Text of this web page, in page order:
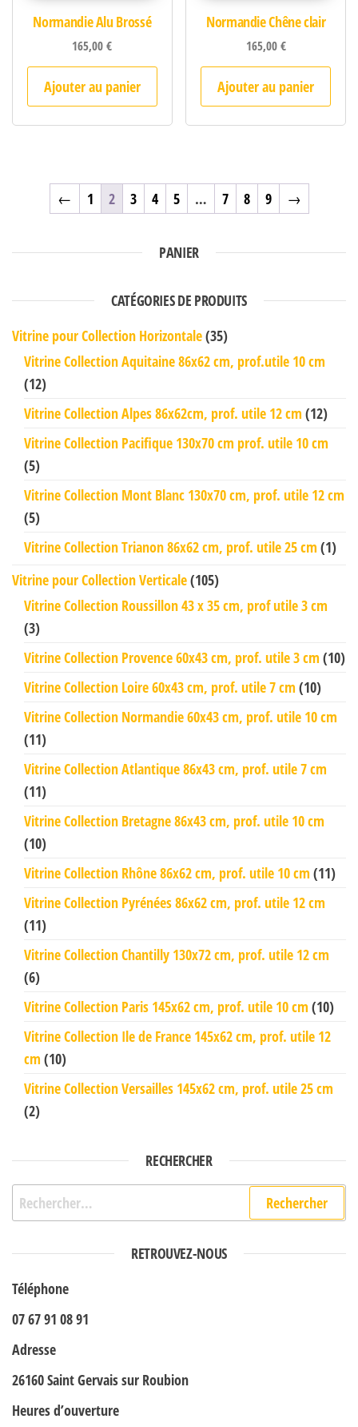
Normandie Alu Brossé
165,00€
Ajouter au panier
Normandie Chêne clair
165,00€
Ajouter au panier
← 1 2 3 4 5 … 7 8 9 →
PANIER
CATÉGORIES DE PRODUITS
Vitrine pour Collection Horizontale(35)
Vitrine Collection Aquitaine 86x62 cm, prof.utile 10 cm
(12)
Vitrine Collection Alpes 86x62cm, prof. utile 12 cm (12)
Vitrine Collection Pacifique 130x70 cm prof. utile 10 cm
(5)
Vitrine Collection Mont Blanc 130x70 cm, prof. utile 12 cm
(5)
Vitrine Collection Trianon 86x62 cm, prof. utile 25 cm (1)
Vitrine pour Collection Verticale(105)
Vitrine Collection Roussillon 43 x 35 cm, prof utile 3 cm
(3)
Vitrine Collection Provence 60x43 cm, prof. utile 3 cm (10)
Vitrine Collection Loire 60x43 cm, prof. utile 7 cm (10)
Vitrine Collection Normandie 60x43 cm, prof. utile 10 cm
(11)
Vitrine Collection Atlantique 86x43 cm, prof. utile 7 cm
(11)
Vitrine Collection Bretagne 86x43 cm, prof. utile 10 cm
(10)
Vitrine Collection Rhône 86x62 cm, prof. utile 10 cm (11)
Vitrine Collection Pyrénées 86x62 cm, prof. utile 12 cm
(11)
Vitrine Collection Chantilly 130x72 cm, prof. utile 12 cm
(6)
Vitrine Collection Paris 145x62 cm, prof. utile 10 cm (10)
Vitrine Collection Ile de France 145x62 cm, prof. utile 12
cm (10)
Vitrine Collection Versailles 145x62 cm, prof. utile 25 cm
(2)
RECHERCHER
Rechercher :
RETROUVEZ-NOUS
Téléphone
07 67 91 08 91
Adresse
26160 Saint Gervais sur Roubion
Heures d’ouverture